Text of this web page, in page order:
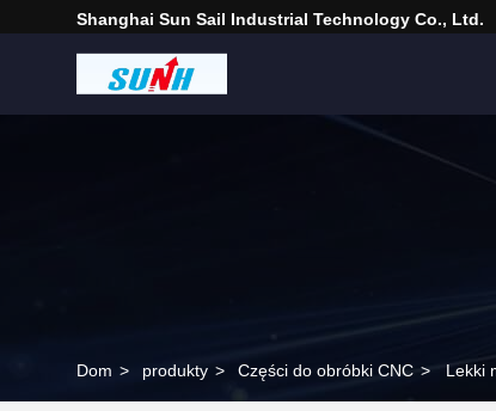
Shanghai Sun Sail Industrial Technology Co., Ltd.
Dom > produkty > Części do obróbki CNC > Lekki